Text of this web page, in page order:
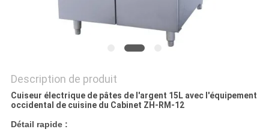
PRIVACY
Description de produit
Cuiseur électrique de pâtes de l'argent 15L avec l'équipement
occidental de cuisine du Cabinet ZH-RM-12
Détail rapide :